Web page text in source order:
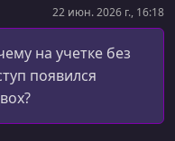
22 июн. 2026 г., 16:18
на учетке без
появился